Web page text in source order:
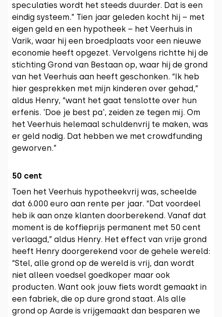
speculaties wordt het steeds duurder. Dat is een
eindig systeem.” Tien jaar geleden kocht hij – met
eigen geld en een hypotheek – het Veerhuis in
Varik, waar hij een broedplaats voor een nieuwe
economie heeft opgezet. Vervolgens richtte hij de
stichting Grond van Bestaan op, waar hij de grond
van het Veerhuis aan heeft geschonken. “Ik heb
hier gesprekken met mijn kinderen over gehad,”
aldus Henry, “want het gaat tenslotte over hun
erfenis. 'Doe je best pa', zeiden ze tegen mij. Om
het Veerhuis helemaal schuldenvrij te maken, was
er geld nodig. Dat hebben we met crowdfunding
geworven.”
50 cent
Toen het Veerhuis hypotheekvrij was, scheelde
dat 6.000 euro aan rente per jaar. “Dat voordeel
heb ik aan onze klanten doorberekend. Vanaf dat
moment is de koffieprijs permanent met 50 cent
verlaagd,” aldus Henry. Het effect van vrije grond
heeft Henry doorgerekend voor de gehele wereld:
“Stel, alle grond op de wereld is vrij, dan wordt
niet alleen voedsel goedkoper maar ook
producten. Want ook jouw fiets wordt gemaakt in
een fabriek, die op dure grond staat. Als alle
grond op Aarde is vrijgemaakt dan besparen we